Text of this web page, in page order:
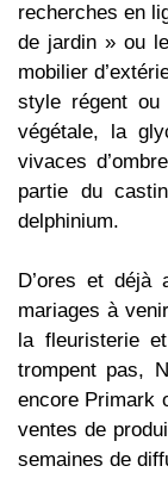
recherches en
de jardin » ou
mobilier
style régent ou
végétale, la
vivaces
partie du
delphinium.
D’ores et déjà
mariages à
la fleuristerie
trompent pas,
encore Primark
ventes de
semaines de